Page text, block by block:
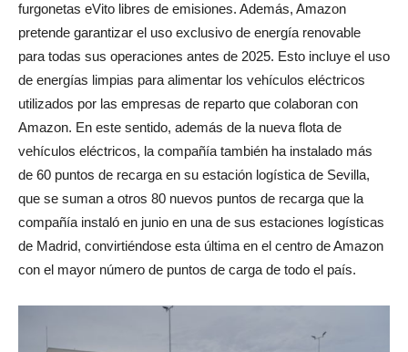
furgonetas eVito libres de emisiones. Además, Amazon
pretende garantizar el uso exclusivo de energía renovable
para todas sus operaciones antes de 2025. Esto incluye el uso
de energías limpias para alimentar los vehículos eléctricos
utilizados por las empresas de reparto que colaboran con
Amazon. En este sentido, además de la nueva flota de
vehículos eléctricos, la compañía también ha instalado más
de 60 puntos de recarga en su estación logística de Sevilla,
que se suman a otros 80 nuevos puntos de recarga que la
compañía instaló en junio en una de sus estaciones logísticas
de Madrid, convirtiéndose esta última en el centro de Amazon
con el mayor número de puntos de carga de todo el país.